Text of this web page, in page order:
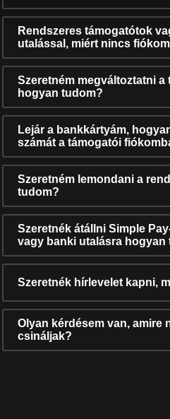
Rendszeres támogatótok
utalással, miért nincs
Szeretném megváltoztatni
hogyan tudom?
Lejár a bankkártyám,
számát a támogatói
Szeretném lemondani a
tudom?
Szeretnék átállni Simple
vagy banki utalásra hogyan
Szeretnék hírlevelet kapni,
Olyan kérdésem van, amire
csináljak?